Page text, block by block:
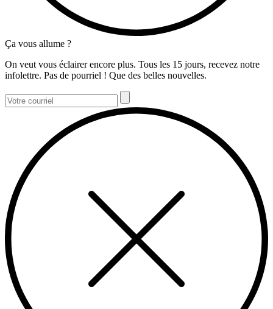
Ça vous allume ?
On veut vous éclairer encore plus. Tous les 15 jours, recevez notre
infolettre. Pas de pourriel ! Que des belles nouvelles.